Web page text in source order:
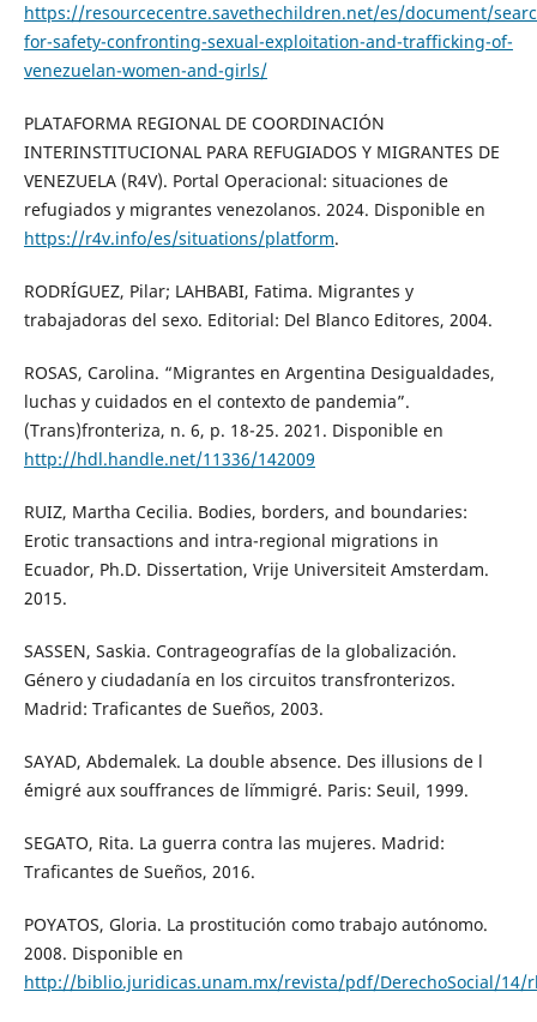
https://resourcecentre.savethechildren.net/es/document/
for-safety-confronting-sexual-exploitation-and-trafficking-of-
venezuelan-women-and-girls/
PLATAFORMA REGIONAL DE COORDINACIÓN
INTERINSTITUCIONAL PARA REFUGIADOS Y MIGRANTES DE
VENEZUELA (R4V). Portal Operacional: situaciones de
refugiados y migrantes venezolanos. 2024. Disponible en
https://r4v.info/es/situations/platform.
RODRÍGUEZ, Pilar; LAHBABI, Fatima. Migrantes y
trabajadoras del sexo. Editorial: Del Blanco Editores, 2004.
ROSAS, Carolina. “Migrantes en Argentina Desigualdades,
luchas y cuidados en el contexto de pandemia”.
(Trans)fronteriza, n. 6, p. 18-25. 2021. Disponible en
http://hdl.handle.net/11336/142009
RUIZ, Martha Cecilia. Bodies, borders, and boundaries:
Erotic transactions and intra-regional migrations in
Ecuador, Ph.D. Dissertation, Vrije Universiteit Amsterdam.
2015.
SASSEN, Saskia. Contrageografías de la globalización.
Género y ciudadanía en los circuitos transfronterizos.
Madrid: Traficantes de Sueños, 2003.
SAYAD, Abdemalek. La double absence. Des illusions de l
´émigré aux souffrances de l´immigré. Paris: Seuil, 1999.
SEGATO, Rita. La guerra contra las mujeres. Madrid:
Traficantes de Sueños, 2016.
POYATOS, Gloria. La prostitución como trabajo autónomo.
2008. Disponible en
http://biblio.juridicas.unam.mx/revista/pdf/DerechoSocial/14/